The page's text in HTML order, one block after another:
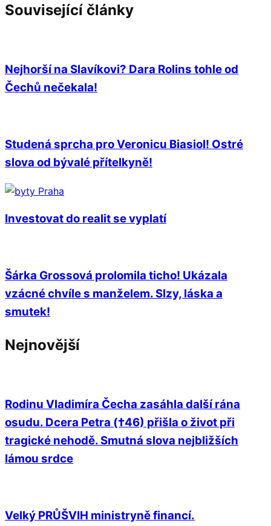
Související články
Nejhorší na Slavíkovi? Dara Rolins tohle od
Čechů nečekala!
Studená sprcha pro Veronicu Biasiol! Ostré
slova od bývalé přítelkyně!
Investovat do realit se vyplatí
Šárka Grossová prolomila ticho! Ukázala
vzácné chvíle s manželem. Slzy, láska a
smutek!
Nejnovější
Rodinu Vladimíra Čecha zasáhla další rána
osudu. Dcera Petra (†46) přišla o život při
tragické nehodě. Smutná slova nejbližších
lámou srdce
Velký PRŮŠVIH ministryně financí.